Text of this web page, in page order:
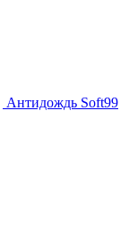
Антидождь Soft99